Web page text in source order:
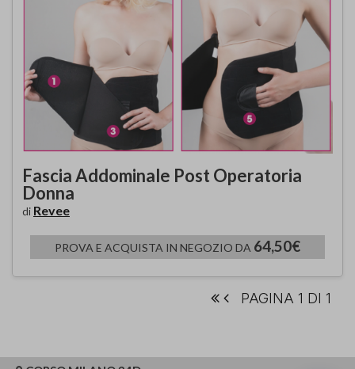
Fascia Addominale Post Operatoria
Donna
di Revee
PROVA E ACQUISTA IN NEGOZIO DA 64,50€
PAGINA 1 DI 1